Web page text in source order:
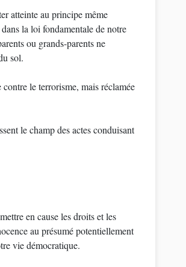
atteinte au principe même
la loi fondamentale de notre
ou grands-parents ne
sol.
le terrorisme, mais réclamée
le champ des actes conduisant
en cause les droits et les
au présumé potentiellement
vie démocratique.